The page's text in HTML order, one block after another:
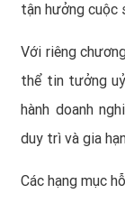
tận hưởng cuộc
Với riêng
thể tin tưởng
hành doanh
duy trì và gia
Các hạng mục